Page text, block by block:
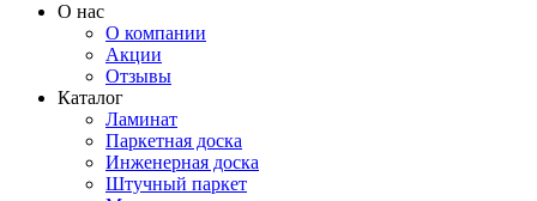
О нас
О компании
Акции
Отзывы
Каталог
Ламинат
Паркетная доска
Инженерная доска
Штучный паркет